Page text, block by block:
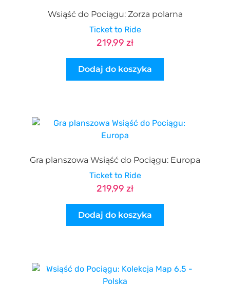
Wsiąść do Pociągu: Zorza polarna
Ticket to Ride
219,99 zł
Dodaj do koszyka
Gra planszowa Wsiąść do Pociągu: Europa
Ticket to Ride
219,99 zł
Dodaj do koszyka